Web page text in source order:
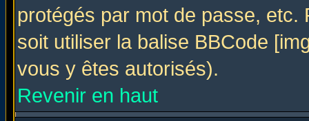
protégés par mot de passe,
soit utiliser la balise BBCode
vous y êtes autorisés).
Revenir en haut